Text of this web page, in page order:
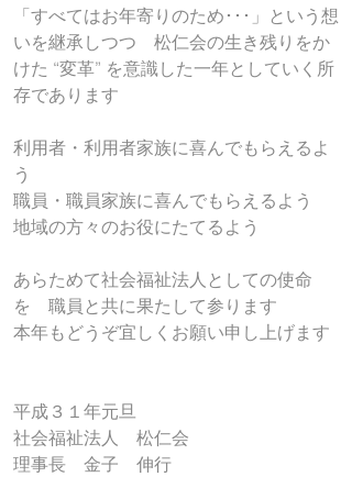
「すべてはお年寄りのため･･･」という想
いを継承しつつ　松仁会の生き残りをか
けた “変革” を意識した一年としていく所
存であります
利用者・利用者家族に喜んでもらえるよ
う
職員・職員家族に喜んでもらえるよう
地域の方々のお役にたてるよう
あらためて社会福祉法人としての使命
を　職員と共に果たして参ります
本年もどうぞ宜しくお願い申し上げます
平成３１年元旦
社会福祉法人　松仁会
理事長　金子　伸行